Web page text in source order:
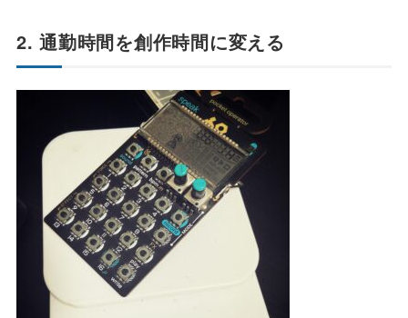
2. 通勤時間を創作時間に変える